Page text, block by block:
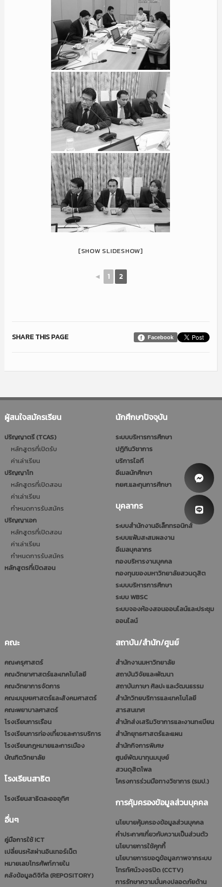
[SHOW SLIDESHOW]
◄ 1 2
Facebook
SHARE THIS PAGE
ผู้สนใจสมัครเรียน
ปริญญาตรี (TCAS)
หลักสูตรที่เปิดรับ
ค่าเล่าเรียน
ปริญญาโท
หลักสูตรที่เปิดสอน
ค่าเล่าเรียน
กำหนดการรับสมัคร
ปริญญาเอก
หลักสูตรที่เปิดสอน
ค่าเล่าเรียน
กำหนดการรับสมัคร
หลักสูตรที่เปิดสอน
นักศึกษาปัจจุบัน
ระบบบริหารการศึกษา
ปฎิทินวิชาการ
บริการไอที
อีเมลนักศึกษา
กยศ.และทุนการศึกษา
บุคลากร
ระบบสำนักงานอิเล็กทรอนิกส์
ระบบแฟ้มสะสมผลงาน
อีเมลบุคลากร
กองบริหารงานบุคคล
กองทุนของมหาวิทยาลัยสวนดุสิต
ระบบบริหารการศึกษา
ระบบ WBSC
ระบบจองห้องสอนออนไลน์และประชุม
ออนไลน์
คณะ
คณะครุศาสตร์
คณะวิทยาศาสตร์และเทคโนโลยี
คณะวิทยาการจัดการ
คณะมนุษยศาสตร์และสังคมศาสตร์
คณะพยาบาลศาสตร์
โรงเรียนการเรือน
โรงเรียนการท่องเที่ยวและการบริการ
โรงเรียนกฎหมายและการเมือง
บัณฑิตวิทยาลัย
โรงเรียนสาธิต
โรงเรียนสาธิตละอออุทิศ
อื่นๆ
คู่มือการใช้ ICT
เปลี่ยนรหัสผ่านอินเทอร์เน็ต
หมายเลขโทรศัพท์ภายใน
คลังข้อมูลดิจิทัล (REPOSITORY)
สถาบัน/สำนัก/ศูนย์
สำนักงานมหาวิทยาลัย
สถาบันวิจัยและพัฒนา
สถาบันภาษา ศิลปะ และวัฒนธรรม
สำนักวิทยบริการและเทคโนโลยี
สารสนเทศ
สำนักส่งเสริมวิชาการและงานทะเบียน
สำนักยุทธศาสตร์และแผน
สำนักกิจการพิเศษ
ศูนย์พัฒนาทุนมนุษย์
สวนดุสิตโพล
โครงการร่วมมือทางวิชาการ (รมป.)
การคุ้มครองข้อมูลส่วนบุคคล
นโยบายคุ้มครองข้อมูลส่วนบุคคล
คำประกาศเกี่ยวกับความเป็นส่วนตัว
นโยบายการใช้คุกกี้
นโยบายการขอดูข้อมูลภาพจากระบบ
โทรทัศน์วงจรปิด (CCTV)
การรักษาความมั่นคงปลอดภัยด้าน